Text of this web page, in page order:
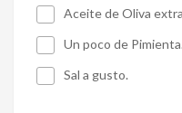
Aceite de Oliva
Un poco de Pimienta.
Sal a gusto.